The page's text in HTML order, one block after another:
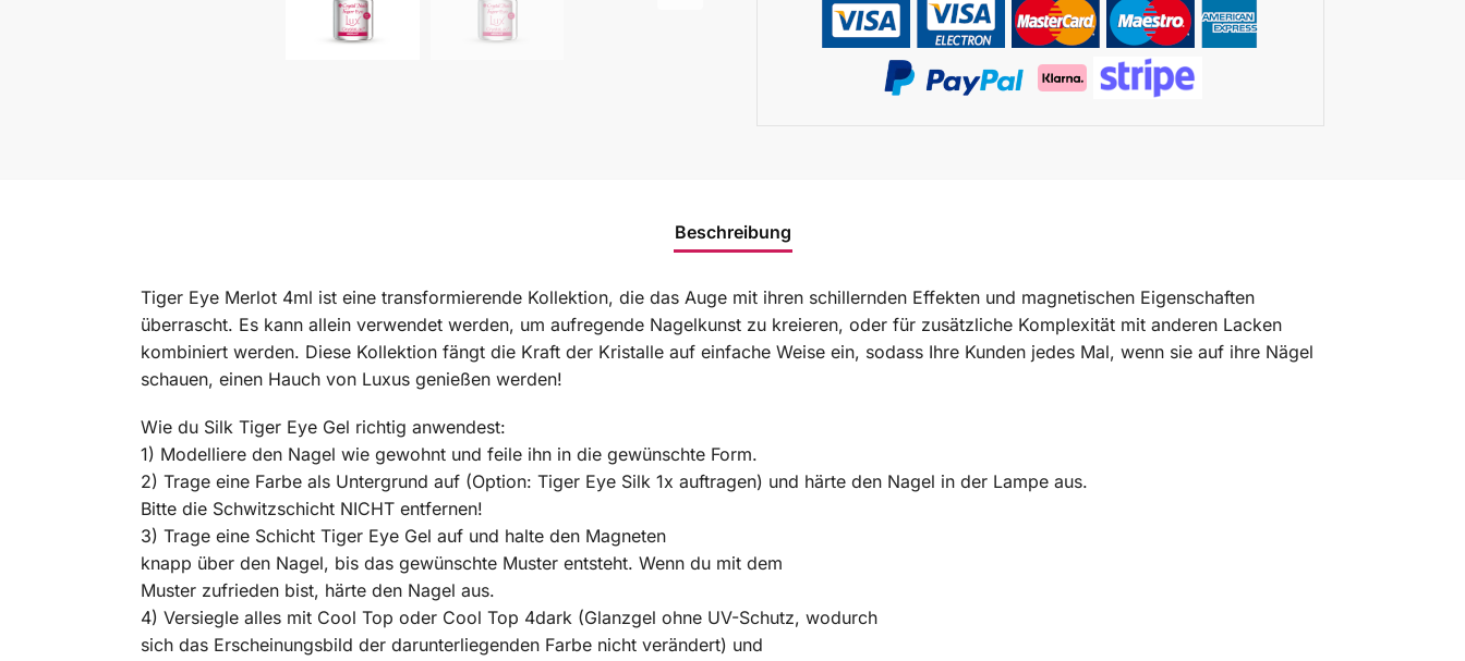
Beschreibung
Tiger Eye Merlot 4ml ist eine transformierende Kollektion, die das Auge mit ihren schillernden Effekten und magnetischen Eigenschaften
überrascht. Es kann allein verwendet werden, um aufregende Nagelkunst zu kreieren, oder für zusätzliche Komplexität mit anderen Lacken
kombiniert werden. Diese Kollektion fängt die Kraft der Kristalle auf einfache Weise ein, sodass Ihre Kunden jedes Mal, wenn sie auf ihre Nägel
schauen, einen Hauch von Luxus genießen werden!
Wie du Silk Tiger Eye Gel richtig anwendest:
1) Modelliere den Nagel wie gewohnt und feile ihn in die gewünschte Form.
2) Trage eine Farbe als Untergrund auf (Option: Tiger Eye Silk 1x auftragen) und härte den Nagel in der Lampe aus.
Bitte die Schwitzschicht NICHT entfernen!
3) Trage eine Schicht Tiger Eye Gel auf und halte den Magneten
knapp über den Nagel, bis das gewünschte Muster entsteht. Wenn du mit dem
Muster zufrieden bist, härte den Nagel aus.
4) Versiegle alles mit Cool Top oder Cool Top 4dark (Glanzgel ohne UV-Schutz, wodurch
sich das Erscheinungsbild der darunterliegenden Farbe nicht verändert) und